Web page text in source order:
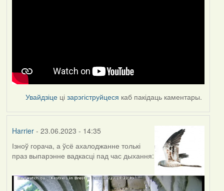
Увайдзіце цізарэгіструйцеся каб пакідаць каментары.
Harrier- 23.06.2023 - 14:35
Ізноў горача, а ўсё ахалоджанне толькі
праз выпарэнне вадкасці пад час дыхання: